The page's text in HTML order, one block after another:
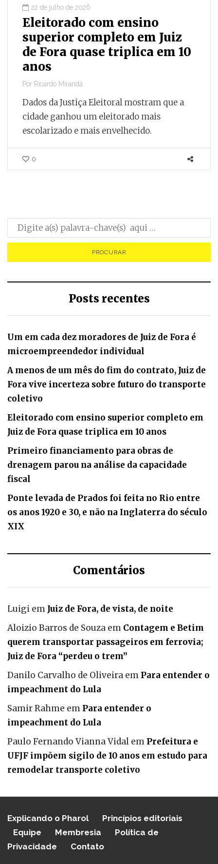
22 de julho de 2026
Eleitorado com ensino
superior completo em Juiz
de Fora quase triplica em 10
anos
Por Ricardo Miranda
Dados da Justiça Eleitoral mostram que a
cidade ganhou um eleitorado mais
escolarizado e mais envelhecido.
0
Posts recentes
Um em cada dez moradores de Juiz de Fora é
microempreendedor individual
A menos de um mês do fim do contrato, Juiz de
Fora vive incerteza sobre futuro do transporte
coletivo
Eleitorado com ensino superior completo em
Juiz de Fora quase triplica em 10 anos
Primeiro financiamento para obras de
drenagem parou na análise da capacidade
fiscal
Ponte levada de Prados foi feita no Rio entre
os anos 1920 e 30, e não na Inglaterra do século
XIX
Comentários
Luigi em Juiz de Fora, de vista, de noite
Aloizio Barros de Souza em Contagem e Betim
querem transportar passageiros em ferrovia;
Juiz de Fora “perdeu o trem”
Danilo Carvalho de Oliveira em Para entender o
impeachment do Lula
Samir Rahme em Para entender o
impeachment do Lula
Paulo Fernando Vianna Vidal em Prefeitura e
UFJF impõem sigilo de 10 anos em estudo para
remodelar transporte coletivo
Explicando o Pharol
Princípios editoriais
Equipe
Membresia
Política de
Privacidade
Contato